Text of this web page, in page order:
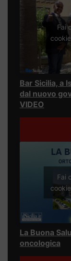
Fai
Bar Sicilia, a
dal nuovo
VIDEO
Fai
La Buona
oncologica